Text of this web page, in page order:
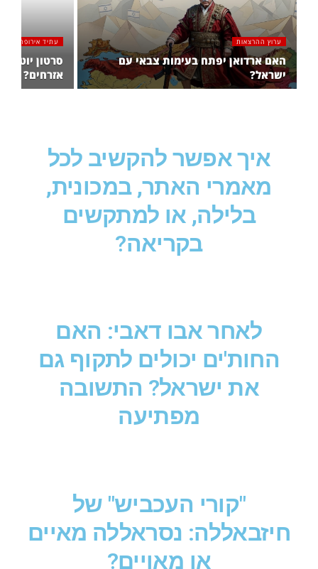
ערוץ ההרצאות
האם ארדואן יפתח בעימות צבאי עם
ישראל?
עתיד אירופה
סרטון
אזרחים?
איך אפשר להקשיב לכל
מאמרי האתר, במכונית,
בלילה, או למתקשים
בקריאה?
לאחר אבו דאבי: האם
החות'ים יכולים לתקוף גם
את ישראל? התשובה
מפתיעה
"קורי העכביש" של
חיזבאללה: נסראללה מאיים
או מאויים?